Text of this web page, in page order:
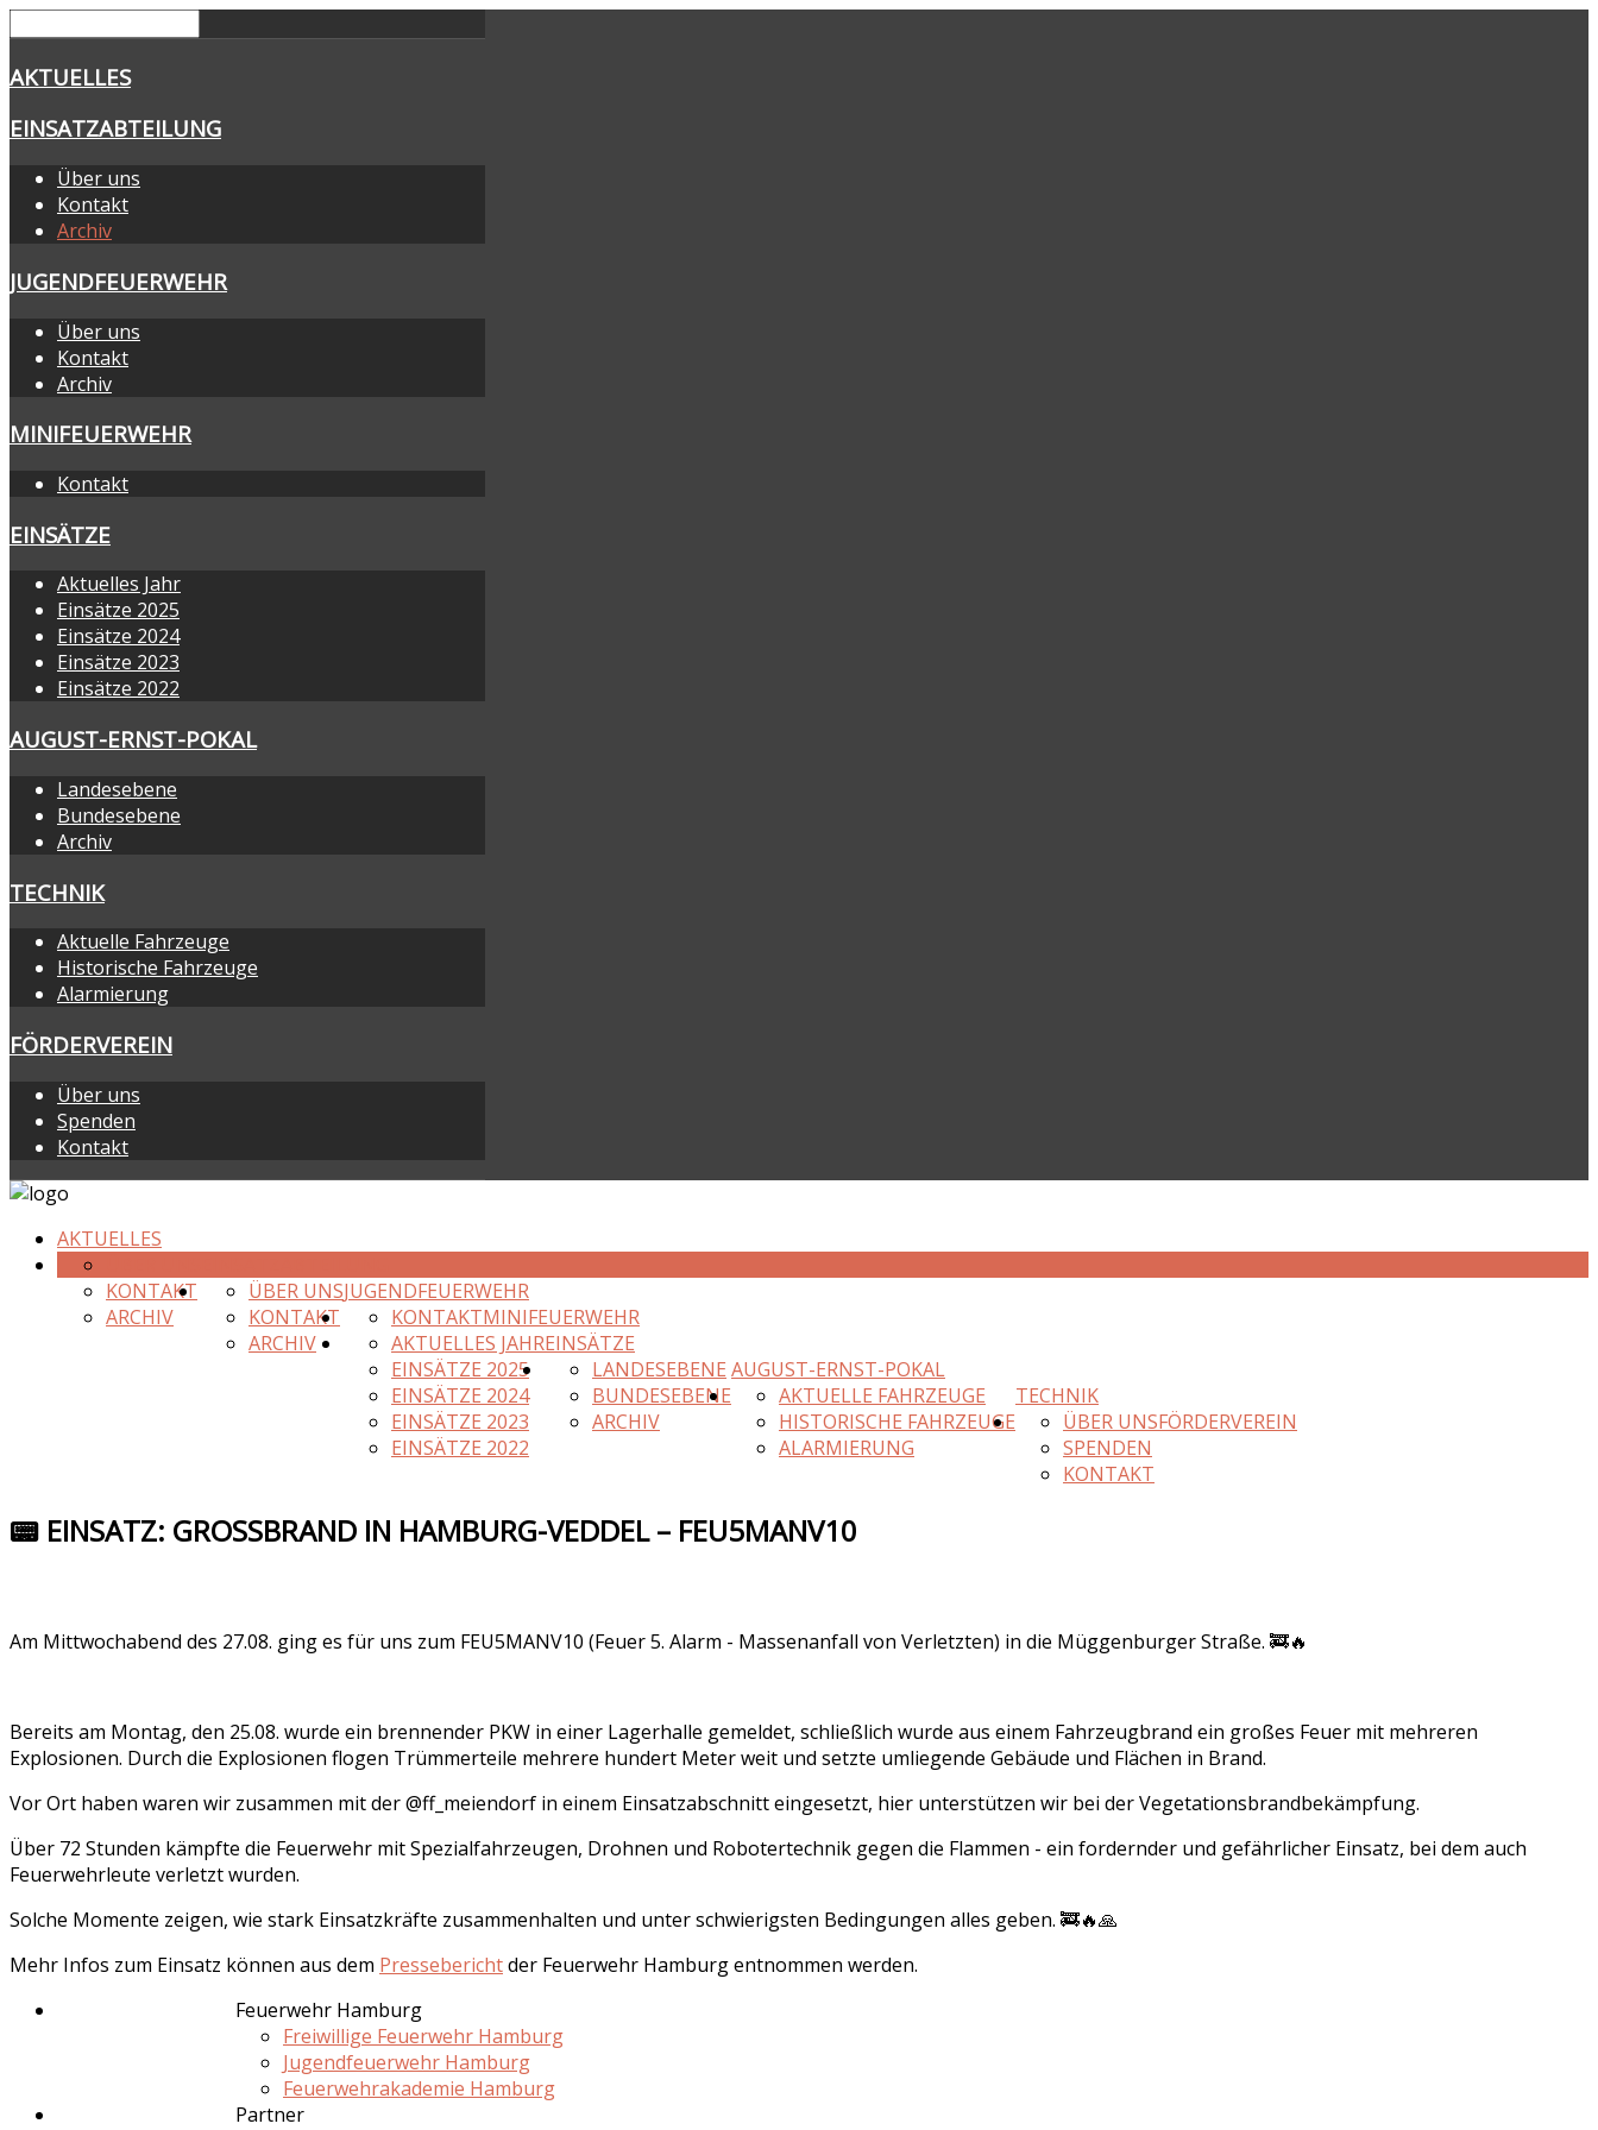
AKTUELLES
EINSATZABTEILUNG
Über uns
Kontakt
Archiv
JUGENDFEUERWEHR
Über uns
Kontakt
Archiv
MINIFEUERWEHR
Kontakt
EINSÄTZE
Aktuelles Jahr
Einsätze 2025
Einsätze 2024
Einsätze 2023
Einsätze 2022
AUGUST-ERNST-POKAL
Landesebene
Bundesebene
Archiv
TECHNIK
Aktuelle Fahrzeuge
Historische Fahrzeuge
Alarmierung
FÖRDERVEREIN
Über uns
Spenden
Kontakt
AKTUELLES
KONTAKT
ARCHIV
JUGENDFEUERWEHR
ÜBER UNS
KONTAKT
ARCHIV
MINIFEUERWEHR
KONTAKT
EINSÄTZE
AKTUELLES JAHR
EINSÄTZE 2025
EINSÄTZE 2024
EINSÄTZE 2023
EINSÄTZE 2022
AUGUST-ERNST-POKAL
LANDESEBENE
BUNDESEBENE
ARCHIV
TECHNIK
AKTUELLE FAHRZEUGE
HISTORISCHE FAHRZEUGE
ALARMIERUNG
FÖRDERVEREIN
ÜBER UNS
SPENDEN
KONTAKT
📟 EINSATZ: GROSSBRAND IN HAMBURG-VEDDEL – FEU5MANV10
Am Mittwochabend des 27.08. ging es für uns zum FEU5MANV10 (Feuer 5. Alarm - Massenanfall von Verletzten) in die Müggenburger Straße. 🚒🔥
Bereits am Montag, den 25.08. wurde ein brennender PKW in einer Lagerhalle gemeldet, schließlich wurde aus einem Fahrzeugbrand ein großes Feuer mit mehreren
Explosionen. Durch die Explosionen flogen Trümmerteile mehrere hundert Meter weit und setzte umliegende Gebäude und Flächen in Brand.
Vor Ort haben waren wir zusammen mit der @ff_meiendorf in einem Einsatzabschnitt eingesetzt, hier unterstützen wir bei der Vegetationsbrandbekämpfung.
Über 72 Stunden kämpfte die Feuerwehr mit Spezialfahrzeugen, Drohnen und Robotertechnik gegen die Flammen - ein fordernder und gefährlicher Einsatz, bei dem auch
Feuerwehrleute verletzt wurden.
Solche Momente zeigen, wie stark Einsatzkräfte zusammenhalten und unter schwierigsten Bedingungen alles geben. 🚒🔥🙏
Mehr Infos zum Einsatz können aus dem Presseberichtder Feuerwehr Hamburg entnommen werden.
Feuerwehr Hamburg
Freiwillige Feuerwehr Hamburg
Jugendfeuerwehr Hamburg
Feuerwehrakademie Hamburg
Partner